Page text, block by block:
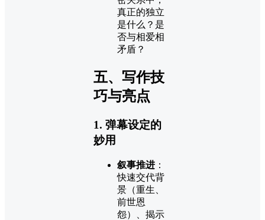
真正的独立
是什么？是
否与相爱相
矛盾？
五、写作技
巧与亮点
1. 弹幕设定的
妙用
叙事推进 ：
快速交代背
景（重生、
前世恩
怨）、揭示